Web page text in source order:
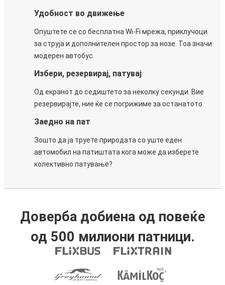
Удобност во движење
Опуштете се со бесплатна Wi-Fi мрежа, приклучоци
за струја и дополнителен простор за нозе. Тоа значи
модерен автобус.
Избери, резервирај, патувај
Од екранот до седиштето за неколку секунди. Вие
резервирајте, ние ќе се погрижиме за останатото.
Заедно на пат
Зошто да ја труете природата со уште еден
автомобил на патиштата кога може да изберете
колективно патување?
Доверба добиена од повеќе
од 500 милиони патници.